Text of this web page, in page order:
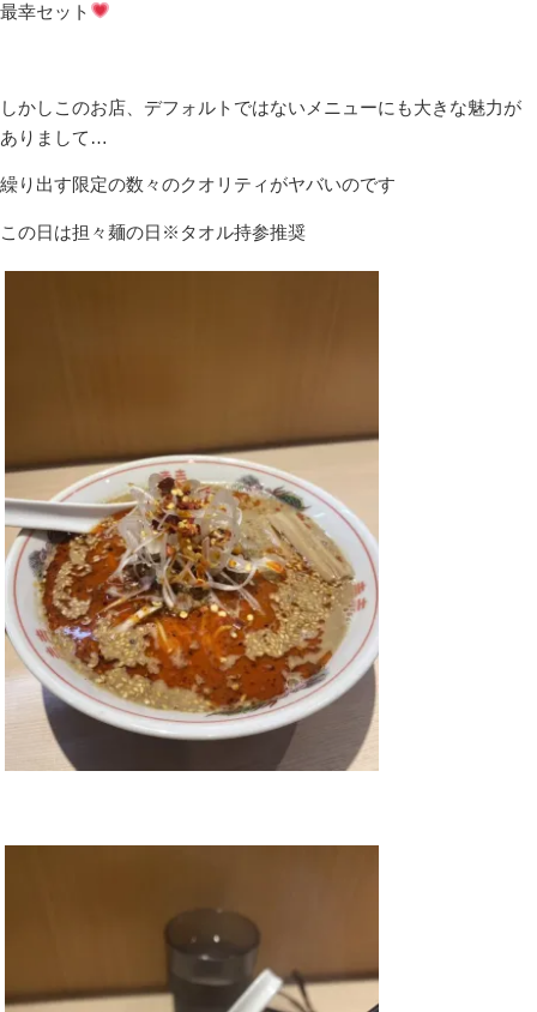
最幸セット
しかしこのお店、デフォルトではないメニューにも大きな魅力が
ありまして…
繰り出す限定の数々のクオリティがヤバいのです
この日は担々麺の日※タオル持参推奨